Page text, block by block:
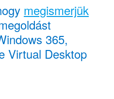
megismerjük
365,
Virtual Desktop